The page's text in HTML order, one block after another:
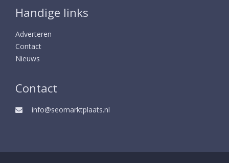
Handige links
Adverteren
Contact
Nieuws
Contact
info@seomarktplaats.nl